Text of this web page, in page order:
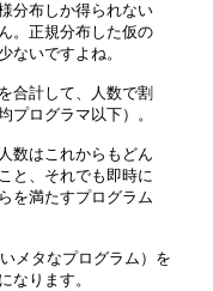
分布しか得られない
。正規分布した仮の
ないですよね。
合計して、人数で割
プログラマ以下）。
数はこれからもどん
と、それでも即時に
を満たすプログラム
タなプログラム）を
なります。